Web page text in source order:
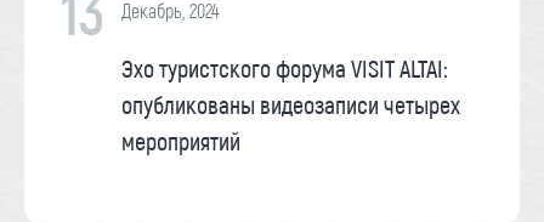
Декабрь, 2024
Эхо туристского форума VISIT ALTAI:
опубликованы видеозаписи четырех
мероприятий